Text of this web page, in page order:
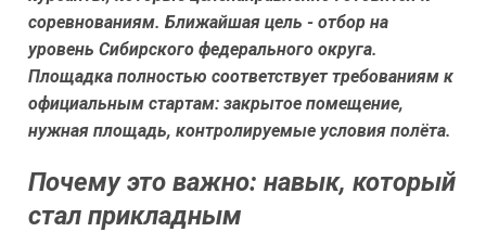
соревнованиям. Ближайшая цель - отбор на
уровень Сибирского федерального округа.
Площадка полностью соответствует требованиям к
официальным стартам: закрытое помещение,
нужная площадь, контролируемые условия полёта.
Почему это важно: навык, который
стал прикладным